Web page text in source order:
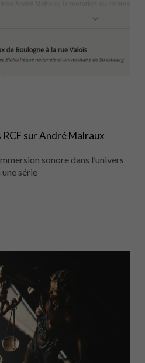
sur André Malraux
sonore dans l’univers
une série